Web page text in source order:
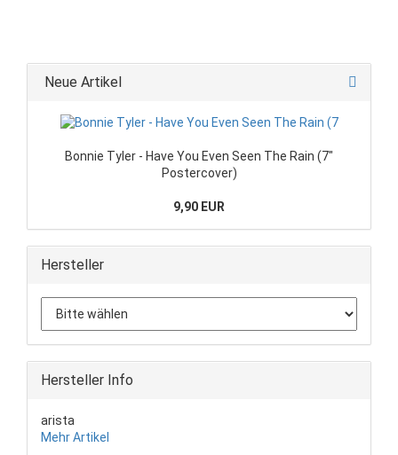
Neue Artikel
Bonnie Tyler - Have You Even Seen The Rain (7"
Postercover)
9,90 EUR
Hersteller
Hersteller Info
arista
Mehr Artikel